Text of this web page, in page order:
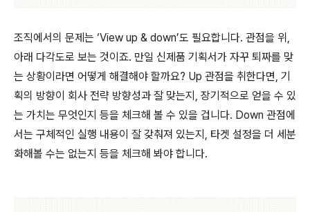
조직에서의 문제는 ‘View up & down’도 필요합니다. 관점을 위,
아래 다각도로 보는 것이죠. 만일 신제품 기획서가 자꾸 퇴짜를 맞
는 상황이라면 어떻게 해결해야 할까요? Up 관점을 취한다면, 기
획의 방향이 회사 전략 방향성과 잘 맞는지, 장기적으로 얻을 수 있
는 가치는 무엇인지 등을 체크해 볼 수 있을 겁니다. Down 관점에
서는 구체적인 실행 내용이 잘 갖춰져 있는지, 타겟 설정을 더 세분
화해볼 수는 없는지 등을 체크해 봐야 합니다.